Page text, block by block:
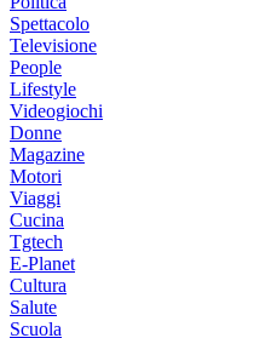
Spettacolo
Televisione
People
Lifestyle
Videogiochi
Donne
Magazine
Motori
Viaggi
Cucina
Tgtech
E-Planet
Cultura
Salute
Scuola